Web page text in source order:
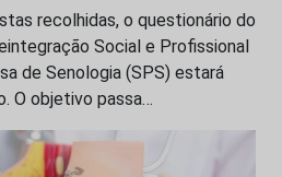
recolhidas, o questionário do
Social e Profissional
de Senologia (SPS) estará
O objetivo passa…